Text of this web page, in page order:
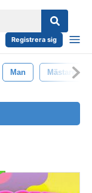
Registrera sig
Man Mästare